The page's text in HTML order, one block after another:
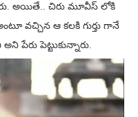
అయితే.. చిరు మూవీస్ లోకి
వచ్చిన ఆ కలకి గుర్తు గానే
పేరు పెట్టుకున్నారు.